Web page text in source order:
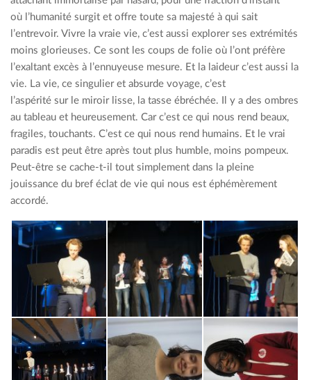
où l’humanité surgit et offre toute sa majesté à qui sait
l’entrevoir. Vivre la vraie vie, c’est aussi explorer ses extrémités
moins glorieuses. Ce sont les coups de folie où l’ont préfère
l’exaltant excès à l’ennuyeuse mesure. Et la laideur c’est aussi la
vie. La vie, ce singulier et absurde voyage, c’est
l’aspérité sur le miroir lisse, la tasse ébréchée. Il y a des ombres
au tableau et heureusement. Car c’est ce qui nous rend beaux,
fragiles, touchants. C’est ce qui nous rend humains. Et le vrai
paradis est peut être après tout plus humble, moins pompeux.
Peut-être se cache-t-il tout simplement dans la pleine
jouissance du bref éclat de vie qui nous est éphémèrement
accordé.